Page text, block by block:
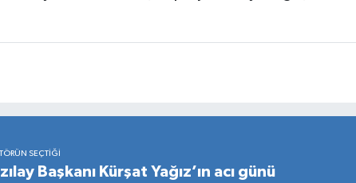
SEÇTIĞI
Başkanı Kürşat Yağız’ın acı günü